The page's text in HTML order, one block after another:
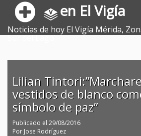
en El Vigía
Noticias de hoy El Vigía Mérida,
Sur del Lago.
Lilian
vestidos de blanco
símbolo de paz”
Publicado el 29/08/2016
Por Jose Rodríguez